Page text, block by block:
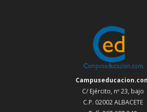
C/ Ejército, nº 23, bajo
C.P. 02002 ALBACETE